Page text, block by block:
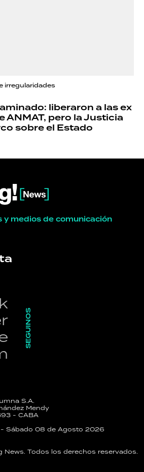
irregularidades
liberaron a las ex
ANMAT, pero la Justicia
sobre el Estado
y medios de comunicación
SEGUINOS
S.A.
Mendy
- CABA
Sábado 08 de Agosto 2026
Todos los derechos reservados.